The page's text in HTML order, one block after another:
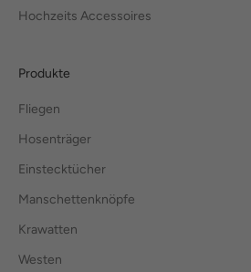
Hochzeits Accessoires
Produkte
Fliegen
Hosenträger
Einstecktücher
Manschettenknöpfe
Krawatten
Westen